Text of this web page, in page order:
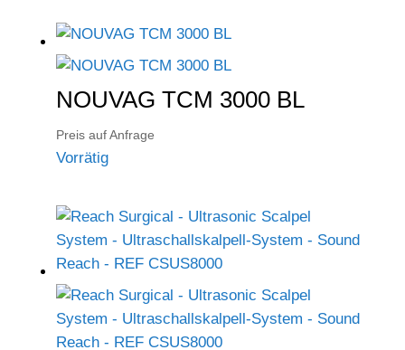
NOUVAG TCM 3000 BL
Preis auf Anfrage
Vorrätig